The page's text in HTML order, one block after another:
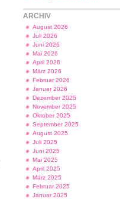
ARCHIV
August 2026
Juli 2026
Juni 2026
Mai 2026
April 2026
März 2026
Februar 2026
Januar 2026
Dezember 2025
November 2025
Oktober 2025
September 2025
August 2025
Juli 2025
Juni 2025
Mai 2025
April 2025
März 2025
Februar 2025
Januar 2025